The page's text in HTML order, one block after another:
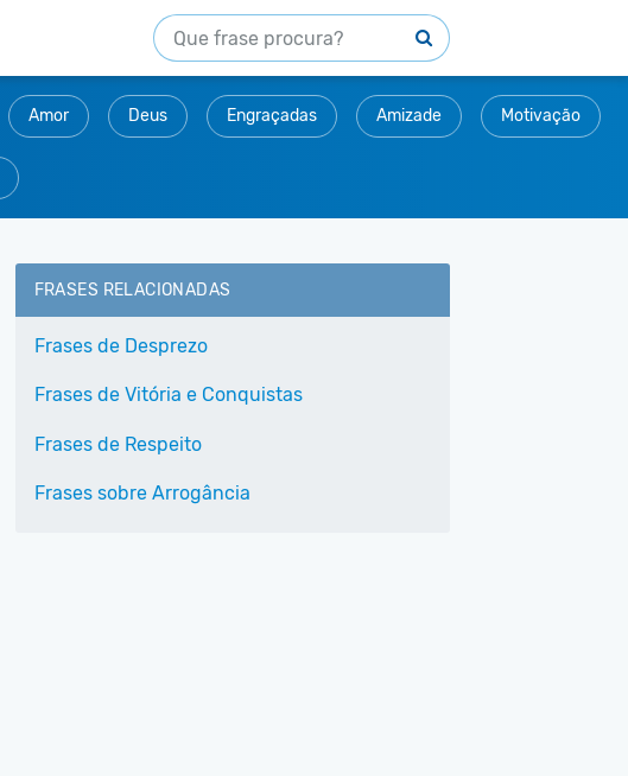
Amor Deus Engraçadas Amizade Motivação
FRASES RELACIONADAS
Frases de Desprezo
Frases de Vitória e Conquistas
Frases de Respeito
Frases sobre Arrogância